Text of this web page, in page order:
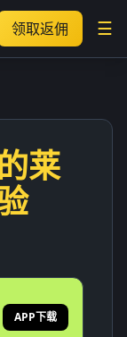
领取返佣 ☰
莱
APP下载